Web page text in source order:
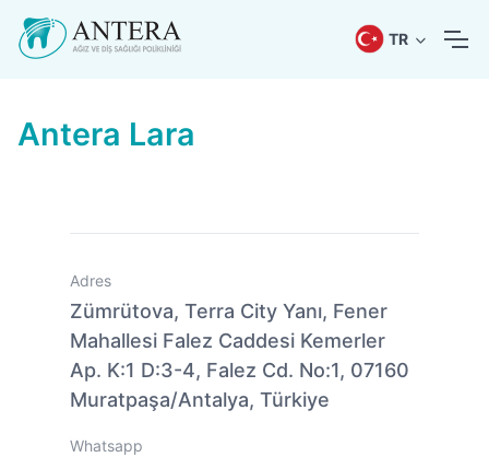
TR
Antera Lara
Adres
Zümrütova, Terra City Yanı, Fener
Mahallesi Falez Caddesi Kemerler
Ap. K:1 D:3-4, Falez Cd. No:1, 07160
Muratpaşa/Antalya, Türkiye
Whatsapp